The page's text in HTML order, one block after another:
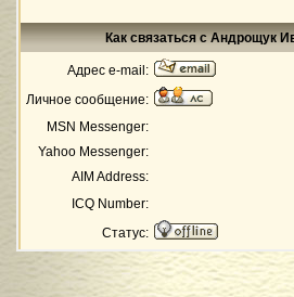
Как связаться с Андрощук
Адрес e-mail:
Личное сообщение:
MSN Messenger:
Yahoo Messenger:
AIM Address:
ICQ Number:
Статус: